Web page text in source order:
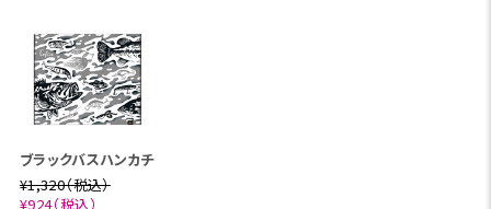
ブラックバスハンカチ
¥1,320（税込）
¥924（税込）